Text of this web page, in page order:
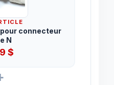
connecteur
N
$